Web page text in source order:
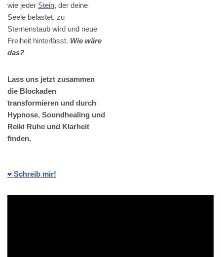
wie jeder Stein, der deine
Seele belastet, zu
Sternenstaub wird und neue
Freiheit hinterlässt. Wie wäre
das?
Lass uns jetzt zusammen
die Blockaden
transformieren und durch
Hypnose, Soundhealing und
Reiki Ruhe und Klarheit
finden.
❤️ Schreib mir!